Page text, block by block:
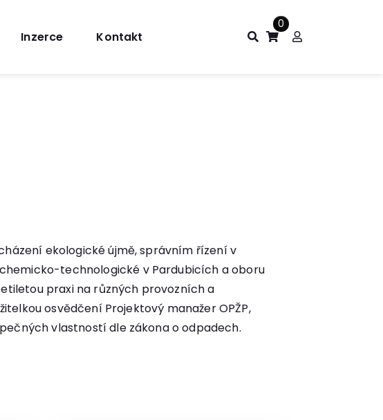
Inzerce Kontakt
0
ekologické újmě, správním řízení v
technologické v Pardubicích a oboru
praxi na různých provozních a
osvědčení Projektový manažer OPŽP,
vlastností dle zákona o odpadech.